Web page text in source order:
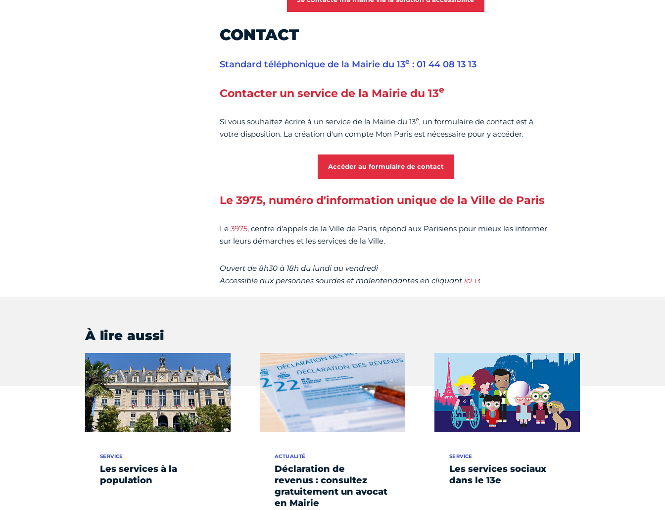
CONTACT
Standard téléphonique de la Mairie du 13e: 01 44 08 13 13
Contacter un service de la Mairie du 13e
Si vous souhaitez écrire à un service de la Mairie du 13e, un formulaire de contact est à
votre disposition. La création d'un compte Mon Paris est nécessaire pour y accéder.
Accéder au formulaire de contact
Le 3975, numéro d'information unique de la Ville de Paris
Le 3975, centre d'appels de la Ville de Paris, répond aux Parisiens pour mieux les informer
sur leurs démarches et les services de la Ville.
Ouvert de 8h30 à 18h du lundi au vendredi
Accessible aux personnes sourdes et malentendantes en cliquant ici
À lire aussi
Les services à la
population
SERVICE
Déclaration de
revenus : consultez
gratuitement un avocat
en Mairie
ACTUALITÉ
Les services sociaux
dans le 13e
SERVICE